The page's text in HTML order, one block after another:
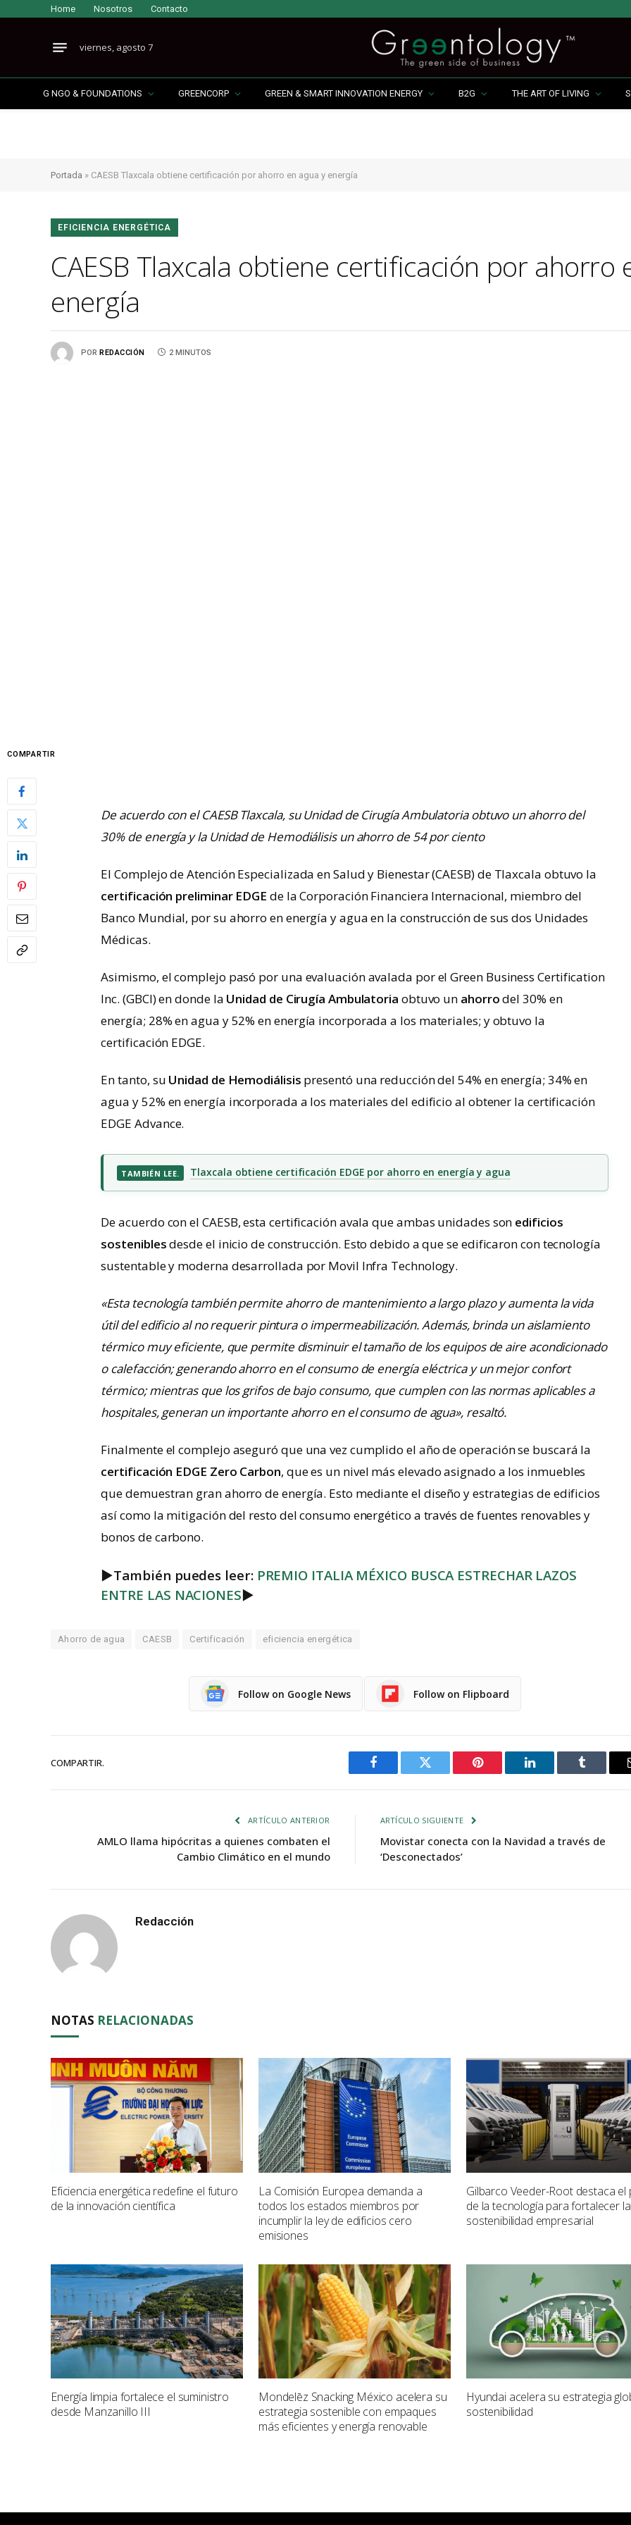
Home Nosotros Contacto
viernes, agosto 7
G NGO & FOUNDATIONS GREENCORP GREEN & SMART INNOVATION ENERGY B2G THE ART OF LIVING
Portada » CAESB Tlaxcala obtiene certificación por ahorro en agua y energía
EFICIENCIA ENERGÉTICA
CAESB Tlaxcala obtiene certificación por ahorro
energía
POR REDACCIÓN 2 MINUTOS
COMPARTIR
De acuerdo con el CAESB Tlaxcala, su Unidad de Cirugía Ambulatoria obtuvo un ahorro del
30% de energía y la Unidad de Hemodiálisis un ahorro de 54 por ciento
El Complejo de Atención Especializada en Salud y Bienestar (CAESB) de Tlaxcala obtuvo la
certificación preliminar EDGE de la Corporación Financiera Internacional, miembro del
Banco Mundial, por su ahorro en energía y agua en la construcción de sus dos Unidades
Médicas.
Asimismo, el complejo pasó por una evaluación avalada por el Green Business Certification
Inc. (GBCI) en donde la Unidad de Cirugía Ambulatoria obtuvo un ahorrodel 30% en
energía; 28% en agua y 52% en energía incorporada a los materiales; y obtuvo la
certificación EDGE.
En tanto, su Unidad de Hemodiálisis presentó una reducción del 54% en energía; 34% en
agua y 52% en energía incorporada a los materiales del edificio al obtener la certificación
EDGE Advance.
TAMBIÉN LEE. Tlaxcala obtiene certificación EDGE por ahorro en energía y agua
De acuerdo con el CAESB, esta certificación avala que ambas unidades son edificios
sosteniblesdesde el inicio de construcción. Esto debido a que se edificaron con tecnología
sustentable y moderna desarrollada por Movil Infra Technology.
«Esta tecnología también permite ahorro de mantenimiento a largo plazo y aumenta la vida
útil del edificio al no requerir pintura o impermeabilización. Además, brinda un aislamiento
térmico muy eficiente, que permite disminuir el tamaño de los equipos de aire acondicionado
o calefacción; generando ahorro en el consumo de energía eléctrica y un mejor confort
térmico; mientras que los grifos de bajo consumo, que cumplen con las normas aplicables a
hospitales, generan un importante ahorro en el consumo de agua», resaltó.
Finalmente el complejo aseguró que una vez cumplido el año de operación se buscará la
certificación EDGE Zero Carbon, que es un nivel más elevado asignado a los inmuebles
que demuestran gran ahorro de energía. Esto mediante el diseño y estrategias de edificios
así como la mitigación del resto del consumo energético a través de fuentes renovables y
bonos de carbono.
►También puedes leer: PREMIO ITALIA MÉXICO BUSCA ESTRECHAR LAZOS
ENTRE LAS NACIONES►
Ahorro de agua CAESB Certificación eficiencia energética
Follow on Google News Follow on Flipboard
COMPARTIR.
Facebook Twitter Pinterest LinkedIn Tumblr
ARTÍCULO ANTERIOR
AMLO llama hipócritas a quienes combaten el
Cambio Climático en el mundo
ARTÍCULO SIGUIENTE
Movistar conecta con la Navidad a través de
‘Desconectados’
Redacción
NOTAS RELACIONADAS
Eficiencia energética redefine el futuro
de la innovación científica
La Comisión Europea demanda a
todos los estados miembros por
incumplir la ley de edificios cero
emisiones
Gilbarco Veeder-Root destaca el
de la tecnología para fortalecer la
sostenibilidad empresarial
Energía limpia fortalece el suministro
desde Manzanillo III
Mondelēz Snacking México acelera su
estrategia sostenible con empaques
más eficientes y energía renovable
Hyundai acelera su estrategia
sostenibilidad